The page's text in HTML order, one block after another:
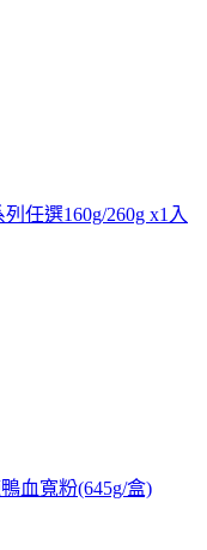
任選160g/260g x1入
血寬粉(645g/盒)